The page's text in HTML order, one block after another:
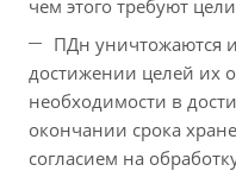
чем этого требуют
ПДн уничтожаются
достижении целей их
необходимости в
окончании срока
согласием на